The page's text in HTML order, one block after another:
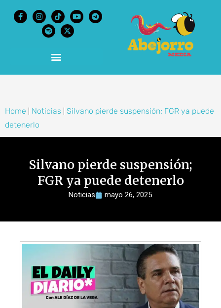
Home Noticias
Silvano pierde suspensión; FGR ya puede
detenerlo
Silvano pierde suspensión;
FGR ya puede detenerlo
Noticias mayo 26, 2025